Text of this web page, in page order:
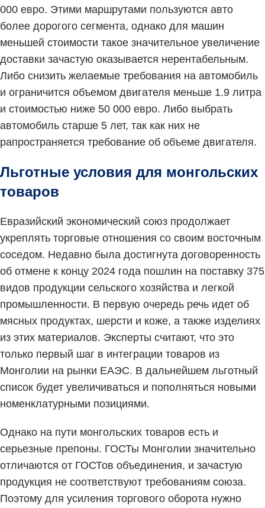
000 евро. Этими маршрутами пользуются авто
более дорогого сегмента, однако для машин
меньшей стоимости такое значительное увеличение
доставки зачастую оказывается нерентабельным.
Либо снизить желаемые требования на автомобиль
и ограничится объемом двигателя меньше 1.9 литра
и стоимостью ниже 50 000 евро. Либо выбрать
автомобиль старше 5 лет, так как них не
рапространяется требование об объеме двигателя.
Льготные условия для монгольских
товаров
Евразийский экономический союз продолжает
укреплять торговые отношения со своим восточным
соседом. Недавно была достигнута договоренность
об отмене к концу 2024 года пошлин на поставку 375
видов продукции сельского хозяйства и легкой
промышленности. В первую очередь речь идет об
мясных продуктах, шерсти и коже, а также изделиях
из этих материалов. Эксперты считают, что это
только первый шаг в интеграции товаров из
Монголии на рынки ЕАЭС. В дальнейшем льготный
список будет увеличиваться и пополняться новыми
номенклатурными позициями.
Однако на пути монгольских товаров есть и
серьезные препоны. ГОСТы Монголии значительно
отличаются от ГОСТов объединения, и зачастую
продукция не соответствуют требованиям союза.
Поэтому для усиления торгового оборота нужно